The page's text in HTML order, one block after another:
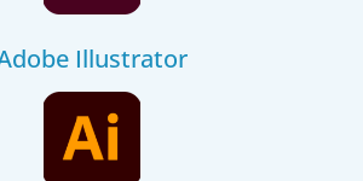
Illustrator